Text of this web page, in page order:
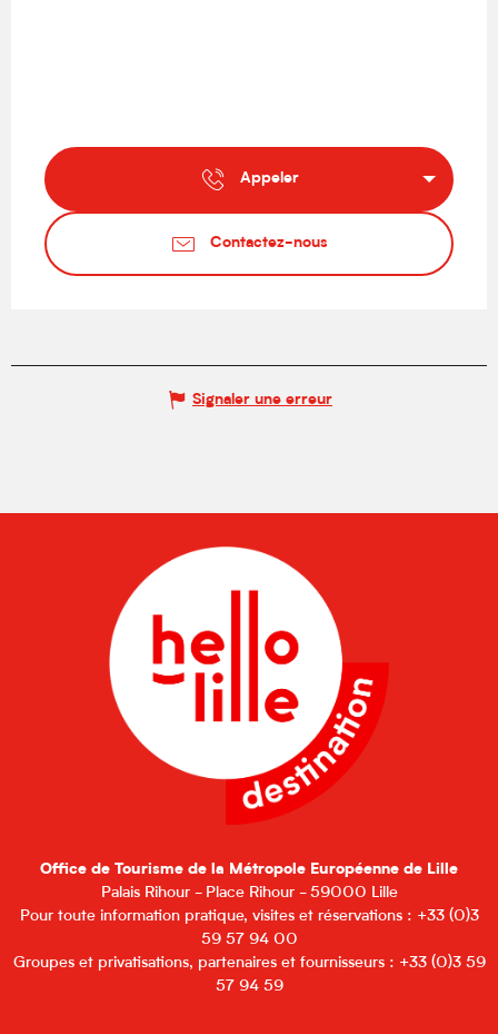
Appeler
Contactez-nous
Signaler une erreur
Office de Tourisme de la Métropole Européenne de Lille
Palais Rihour - Place Rihour - 59000 Lille
Pour toute information pratique, visites et réservations : +33 (0)3
59 57 94 00
Groupes et privatisations, partenaires et fournisseurs : +33 (0)3 59
57 94 59